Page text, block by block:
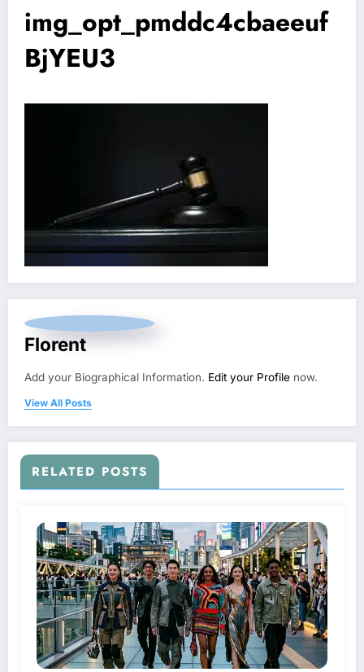
img_opt_pmddc4cbaeeuf
BjYEU3
Florent
Add your Biographical Information. Edit your Profile now.
View All Posts
RELATED POSTS